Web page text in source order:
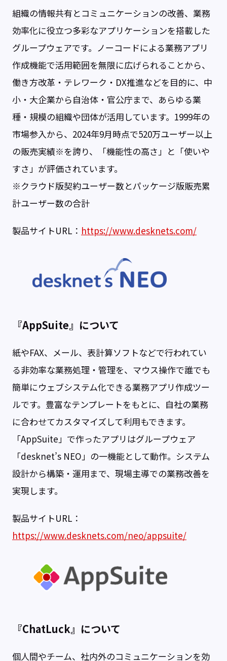
組織の情報共有とコミュニケーションの改善、業務
効率化に役立つ多彩なアプリケーションを搭載した
グループウェアです。ノーコードによる業務アプリ
作成機能で活用範囲を無限に広げられることから、
働き方改革・テレワーク・DX推進などを目的に、中
小・大企業から自治体・官公庁まで、あらゆる業
種・規模の組織や団体が活用しています。1999年の
市場参入から、2024年9月時点で520万ユーザー以上
の販売実績※を誇り、「機能性の高さ」と「使いや
すさ」が評価されています。
※クラウド版契約ユーザー数とパッケージ版販売累
計ユーザー数の合計
製品サイトURL： https://www.desknets.com/
『AppSuite』について
紙やFAX、メール、表計算ソフトなどで行われてい
る非効率な業務処理・管理を、マウス操作で誰でも
簡単にウェブシステム化できる業務アプリ作成ツー
ルです。豊富なテンプレートをもとに、自社の業務
に合わせてカスタマイズして利用もできます。
「AppSuite」で作ったアプリはグループウェア
「desknet’s NEO」の一機能として動作。システム
設計から構築・運用まで、現場主導での業務改善を
実現します。
製品サイトURL：
https://www.desknets.com/neo/appsuite/
『ChatLuck』について
個人間やチーム、社内外のコミュニケーションを効